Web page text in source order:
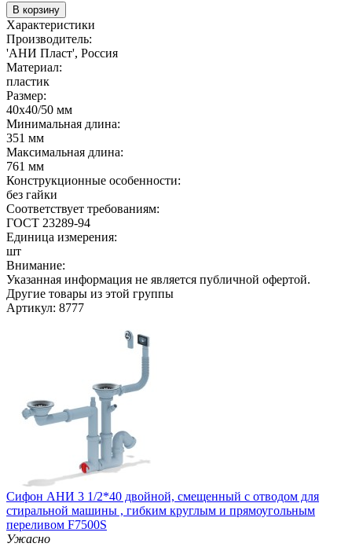
В корзину
Характеристики
Производитель:
'АНИ Пласт', Россия
Материал:
пластик
Размер:
40х40/50 мм
Минимальная длина:
351 мм
Максимальная длина:
761 мм
Конструкционные особенности:
без гайки
Соответствует требованиям:
ГОСТ 23289-94
Единица измерения:
шт
Внимание:
Указанная информация не является публичной офертой.
Другие товары из этой группы
Артикул: 8777
Cифон АНИ 3 1/2*40 двойной, смещенный с отводом для
стиральной машины , гибким круглым и прямоугольным
переливом F7500S
Ужасно